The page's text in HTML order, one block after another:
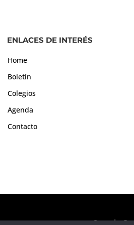
ENLACES DE INTERÉS
Home
Boletín
Colegios
Agenda
Contacto
Consejo